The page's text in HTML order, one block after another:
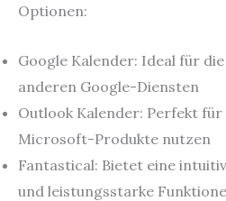
Optionen:
Google Kalender: Ideal für
anderen Google-Diensten
Outlook Kalender: Perfekt
Microsoft-Produkte nutzen
Fantastical: Bietet eine
und leistungsstarke